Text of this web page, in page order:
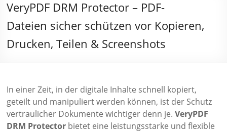
VeryPDF DRM Protector – PDF-
Dateien sicher schützen vor Kopieren,
Drucken, Teilen & Screenshots
In einer Zeit, in der digitale Inhalte schnell kopiert,
geteilt und manipuliert werden können, ist der Schutz
vertraulicher Dokumente wichtiger denn je.VeryPDF
DRM Protector bietet eine leistungsstarke und flexible